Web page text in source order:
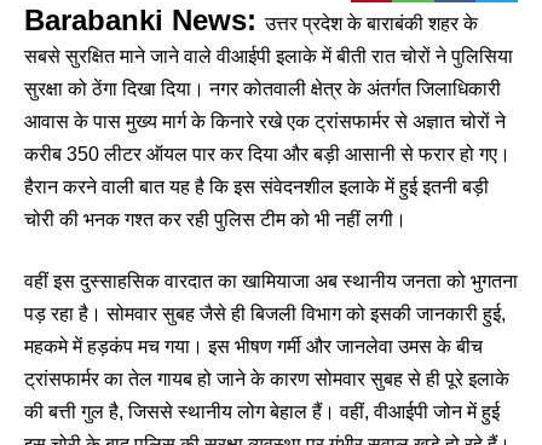
Barabanki News: उत्तर प्रदेश के बाराबंकी शहर के
सबसे सुरक्षित माने जाने वाले वीआईपी इलाके में बीती रात चोरों ने पुलिसिया
सुरक्षा को ठेंगा दिखा दिया। नगर कोतवाली क्षेत्र के अंतर्गत जिलाधिकारी
आवास के पास मुख्य मार्ग के किनारे रखे एक ट्रांसफार्मर से अज्ञात चोरों ने
करीब 350 लीटर ऑयल पार कर दिया और बड़ी आसानी से फरार हो गए।
हैरान करने वाली बात यह है कि इस संवेदनशील इलाके में हुई इतनी बड़ी
चोरी की भनक गश्त कर रही पुलिस टीम को भी नहीं लगी।
वहीं इस दुस्साहसिक वारदात का खामियाजा अब स्थानीय जनता को भुगतना
पड़ रहा है। सोमवार सुबह जैसे ही बिजली विभाग को इसकी जानकारी हुई,
महकमे में हड़कंप मच गया। इस भीषण गर्मी और जानलेवा उमस के बीच
ट्रांसफार्मर का तेल गायब हो जाने के कारण सोमवार सुबह से ही पूरे इलाके
की बत्ती गुल है, जिससे स्थानीय लोग बेहाल हैं। वहीं, वीआईपी जोन में हुई